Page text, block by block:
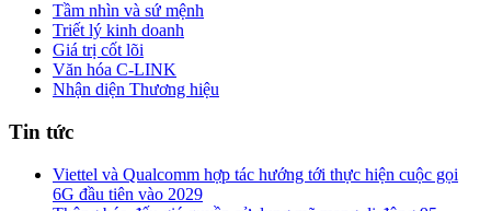
Tầm nhìn và sứ mệnh
Triết lý kinh doanh
Giá trị cốt lõi
Văn hóa C-LINK
Nhận diện Thương hiệu
Tin tức
Viettel và Qualcomm hợp tác hướng tới thực hiện cuộc gọi
6G đầu tiên vào 2029